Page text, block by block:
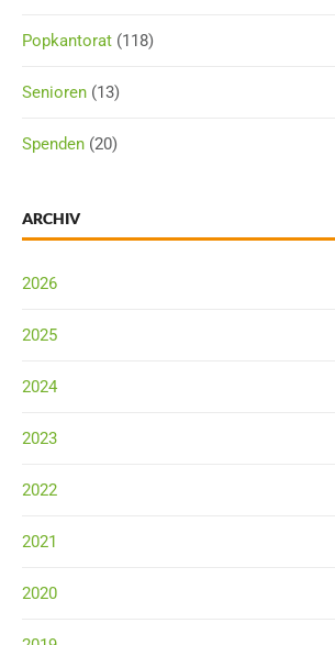
Popkantorat (118)
Senioren (13)
Spenden (20)
ARCHIV
2026
2025
2024
2023
2022
2021
2020